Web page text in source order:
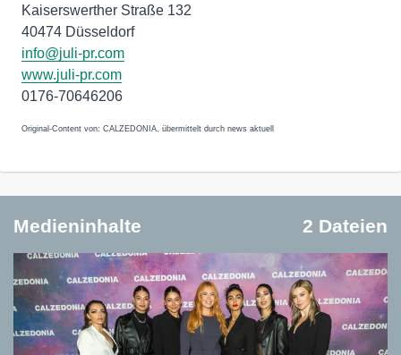
Kaiserswerther Straße 132
40474 Düsseldorf
info@juli-pr.com
www.juli-pr.com
0176-70646206
Original-Content von: CALZEDONIA, übermittelt durch news aktuell
Medieninhalte 2 Dateien